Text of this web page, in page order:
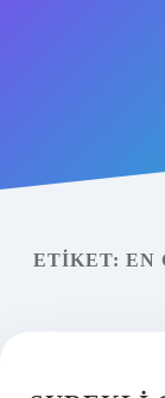
Yasal Uyarı
ETIKET: EN